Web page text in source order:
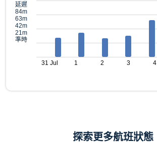
延遲
84m
63m
42m
21m
準時
31 Jul 1 2 3 4
探索更多航班狀態